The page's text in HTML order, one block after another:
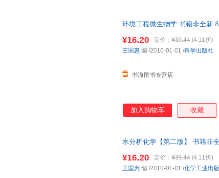
环境工程微生物学 书籍非全新
¥16.20 定价： ¥39.44 (4.11折)
书海图书专营店
王国惠 编 /2010-01-01 /科学出版社
加入购物车 收藏
水分析化学【第二版】 书籍非
¥16.20 定价： ¥39.44 (4.11折)
王国惠 编 /2010-01-01 /化学工业出